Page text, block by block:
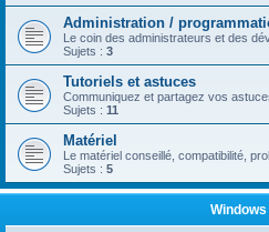
Administration /
Le coin des administrateurs et des
Sujets : 3
Tutoriels et astuces
Communiquez et partagez vos
Sujets : 11
Matériel
Le matériel conseillé, compatibilité,
Sujets : 5
Windows